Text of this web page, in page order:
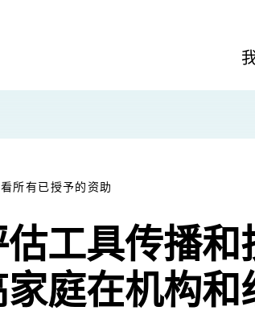
所有已授予的资助
工具传播
庭在机构